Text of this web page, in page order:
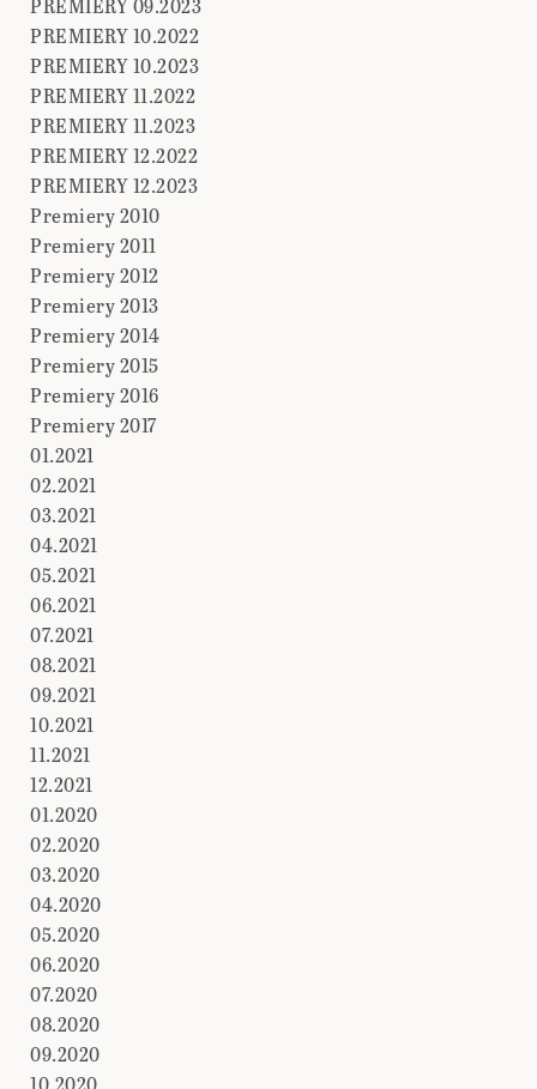
PREMIERY 10.2022
PREMIERY 10.2023
PREMIERY 11.2022
PREMIERY 11.2023
PREMIERY 12.2022
PREMIERY 12.2023
Premiery 2010
Premiery 2011
Premiery 2012
Premiery 2013
Premiery 2014
Premiery 2015
Premiery 2016
Premiery 2017
01.2021
02.2021
03.2021
04.2021
05.2021
06.2021
07.2021
08.2021
09.2021
10.2021
11.2021
12.2021
01.2020
02.2020
03.2020
04.2020
05.2020
06.2020
07.2020
08.2020
09.2020
10.2020